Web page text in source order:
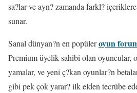
sa?lar ve ayn? zamanda farkl?
sunar.
Sanal dünyan?n en popüleroyun
Premium üyelik sahibi olan oyuncular,
yamalar, ve yeni ç?kan oyunlar?n
gibi pek çok yarar? ilk elden tecrübe